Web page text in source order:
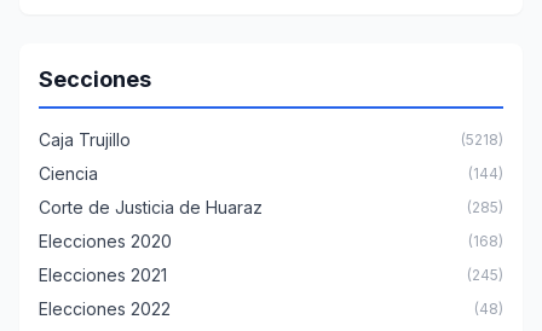
Secciones
Caja Trujillo (5218)
Ciencia (144)
Corte de Justicia de Huaraz (285)
Elecciones 2020 (168)
Elecciones 2021 (245)
Elecciones 2022 (48)